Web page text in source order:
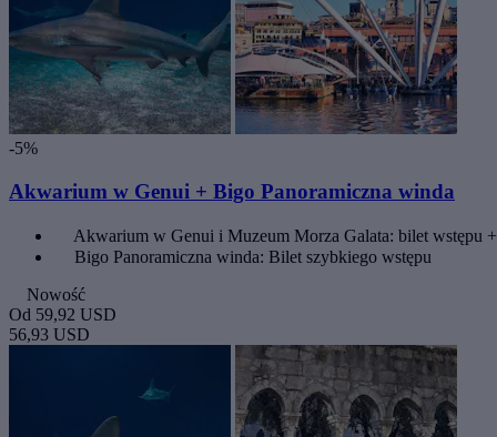
-5%
Akwarium w Genui + Bigo Panoramiczna winda
Akwarium w Genui i Muzeum Morza Galata: bilet wstępu
Bigo Panoramiczna winda: Bilet szybkiego wstępu
Nowość
Od 59,92 USD
56,93 USD